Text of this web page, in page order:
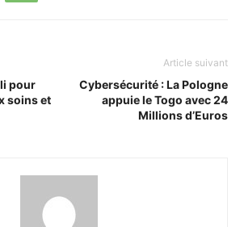
pour
soins et
Article suivant
Cybersécurité : La Pologne
appuie le Togo avec 24
Millions d’Euros